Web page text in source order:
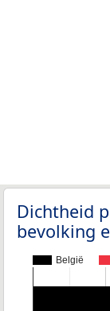
Dichtheid
bevolking
België